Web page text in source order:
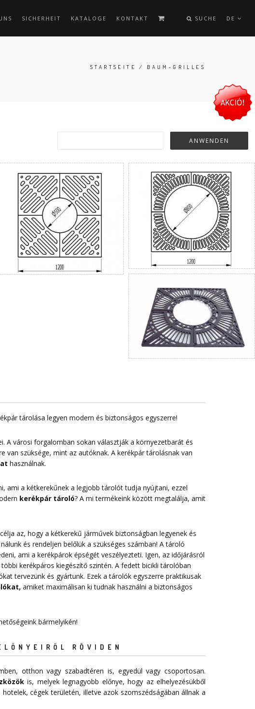
SICHERHEIT KATALOGE KONTAKT SUCHE DE
STARTSEITE / BAUM-GRILLES
tárolása legyen modern és biztonságos egyszerre!
A városi forgalomban sokan választják a környezetbarát és
van szüksége, mint az autóknak. A kerékpár tárolásnak van
használnak.
ami a kétkerekűnek a legjobb tárolót tudja nyújtani, ezzel
kerékpár tároló? A mi termékeink között megtalálja, amit
az, hogy a kétkerekű járművek biztonságban legyenek és
és rendeljen belőlük a szükséges számban! A tároló
ami a kerékpárok épségét veszélyezteti. Igen, az időjárásról
kerékpáros kiegészítő szintén. A fedett bicikli tárolóban
tervezünk és gyártunk. Ezek a tárolók egyszerre praktikusak
, amiket maximálisan ki tudnak használni a biztonságos
bármelyikén!
RÖVIDEN
otthon vagy szabadtéren is, egyedül vagy csoportosan.
is, melyek legnagyobb előnye, hogy az elhelyezésükből
cégek területén, illetve azok szomszédságában állnak a